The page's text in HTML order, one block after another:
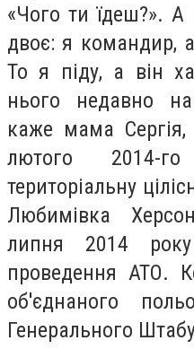
«Чого ти їдеш?». А
двоє: я командир,
То я піду, а він
нього недавно
каже мама
лютого 2014-
територіальну
Любимівка
липня 2014
проведення АТО.
об'єднаного
Генерального